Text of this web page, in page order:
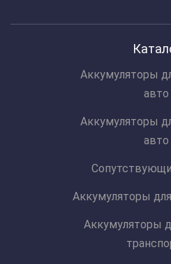
Аккумуляторы
авто
Аккумуляторы
авто
Аккумуляторы
Аккумуляторы